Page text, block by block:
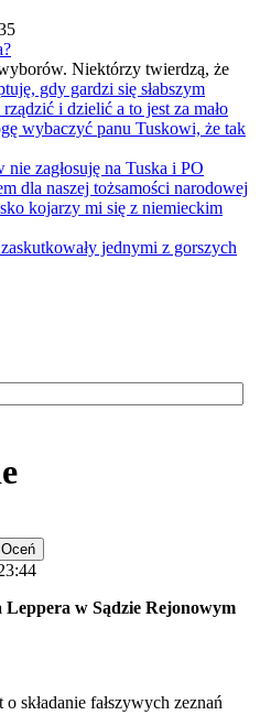
Niektórzy twierdzą, że
gdy gardzi się słabszym
i dzielić a to jest za mało
wybaczyć panu Tuskowi, że tak
zagłosuję na Tuska i PO
dla naszej tożsamości narodowej
kojarzy mi się z niemieckim
jednymi z gorszych
Leppera w Sądzie Rejonowym
składanie fałszywych zeznań